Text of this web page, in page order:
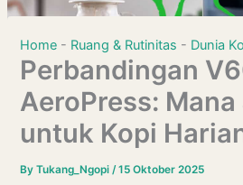
Home - Ruang & Rutinitas - Dunia
Perbandingan
AeroPress: Mana
untuk Kopi
By Tukang_Ngopi /15 Oktober 2025